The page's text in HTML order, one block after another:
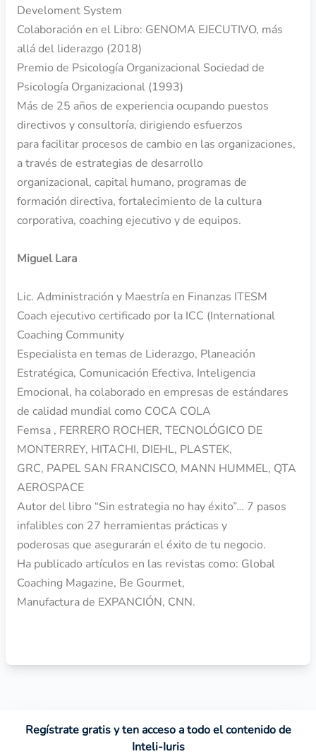
Develoment System
Colaboración en el Libro: GENOMA EJECUTIVO, más
allá del liderazgo (2018)
Premio de Psicología Organizacional Sociedad de
Psicología Organizacional (1993)
Más de 25 años de experiencia ocupando puestos
directivos y consultoría, dirigiendo esfuerzos
para facilitar procesos de cambio en las organizaciones,
a través de estrategias de desarrollo
organizacional, capital humano, programas de
formación directiva, fortalecimiento de la cultura
corporativa, coaching ejecutivo y de equipos.
Miguel Lara
Lic. Administración y Maestría en Finanzas ITESM
Coach ejecutivo certificado por la ICC (International
Coaching Community
Especialista en temas de Liderazgo, Planeación
Estratégica, Comunicación Efectiva, Inteligencia
Emocional, ha colaborado en empresas de estándares
de calidad mundial como COCA COLA
Femsa , FERRERO ROCHER, TECNOLÓGICO DE
MONTERREY, HITACHI, DIEHL, PLASTEK,
GRC, PAPEL SAN FRANCISCO, MANN HUMMEL, QTA
AEROSPACE
Autor del libro “Sin estrategia no hay éxito”… 7 pasos
infalibles con 27 herramientas prácticas y
poderosas que asegurarán el éxito de tu negocio.
Ha publicado artículos en las revistas como: Global
Coaching Magazine, Be Gourmet,
Manufactura de EXPANCIÓN, CNN.
Regístrate gratis y ten acceso a todo el contenido de
Inteli-Iuris